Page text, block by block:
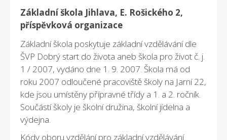
Základní škola Jihlava, E. Rošického 2,
příspěvková organizace
Základní škola poskytuje základní vzdělávání dle
ŠVP Dobrý start do života aneb škola pro život č. j.
1 / 2007, vydáno dne 1. 9. 2007. Škola má od
roku 2007 odloučené pracoviště školy na Jarní 22,
kde jsou umístěny přípravné třídy a 1. a 2. ročník.
Součástí školy je školní družina, školní jídelna a
výdejna.
Kódy oboru vzdělání pro základní vzdělávání